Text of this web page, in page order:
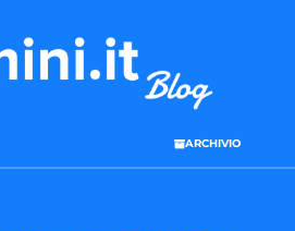
ARCHIVIO